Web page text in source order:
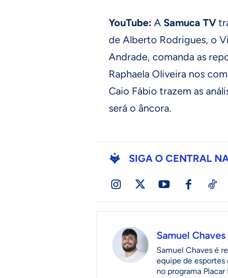
YouTube: A Samuca TV
de Alberto Rodrigues, o
Andrade, comanda as
Raphaela Oliveira nos
Caio Fábio trazem as
será o âncora.
SIGA O CENTRAL
Samuel Chaves
Samuel Chaves é
equipe de esportes
no programa